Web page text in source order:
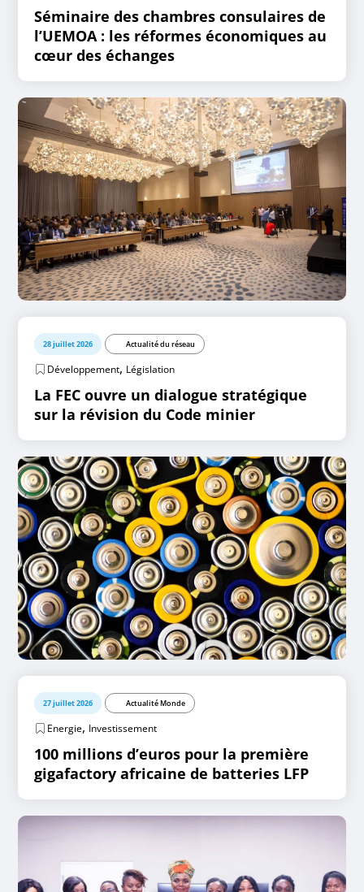
Séminaire des chambres consulaires de
l’UEMOA : les réformes économiques au
cœur des échanges
28 juillet 2026 Actualité du réseau
Développement, Législation
La FEC ouvre un dialogue stratégique
sur la révision du Code minier
27 juillet 2026 Actualité Monde
Energie, Investissement
100 millions d’euros pour la première
gigafactory africaine de batteries LFP